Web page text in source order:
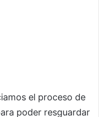
el proceso de
poder resguardar